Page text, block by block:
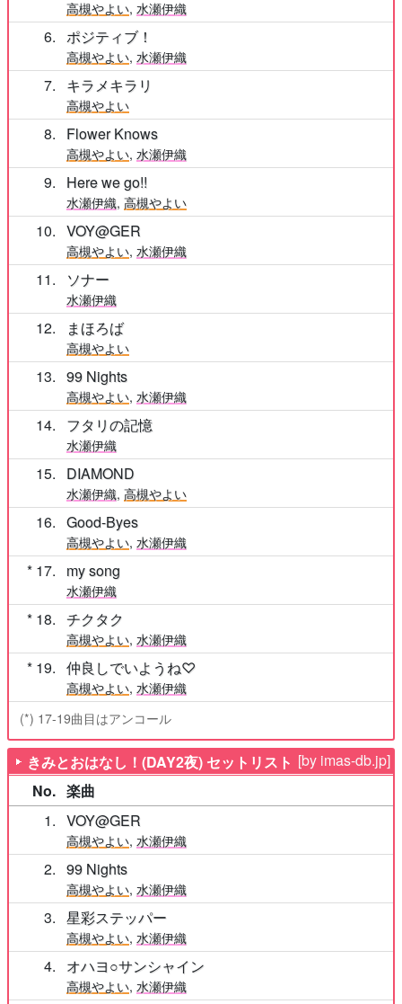
高槻やよい, 水瀬伊織
6 ポジティブ！
高槻やよい, 水瀬伊織
7 キラメキラリ
高槻やよい
8 Flower Knows
高槻やよい, 水瀬伊織
9 Here we go!!
水瀬伊織, 高槻やよい
10 VOY@GER
高槻やよい, 水瀬伊織
11 ソナー
水瀬伊織
12 まほろば
高槻やよい
13 99 Nights
高槻やよい, 水瀬伊織
14 フタリの記憶
水瀬伊織
15 DIAMOND
水瀬伊織, 高槻やよい
16 Good-Byes
高槻やよい, 水瀬伊織
17 my song
水瀬伊織
18 チクタク
高槻やよい, 水瀬伊織
19 仲良しでいようね♡
高槻やよい, 水瀬伊織
(*) 17-19曲目はアンコール
[by imas-db.jp]
きみとおはなし！(DAY2夜) セットリスト
No. 楽曲
1
VOY@GER
高槻やよい, 水瀬伊織
2 99 Nights
高槻やよい, 水瀬伊織
3 星彩ステッパー
高槻やよい, 水瀬伊織
4 オハヨ○サンシャイン
高槻やよい, 水瀬伊織